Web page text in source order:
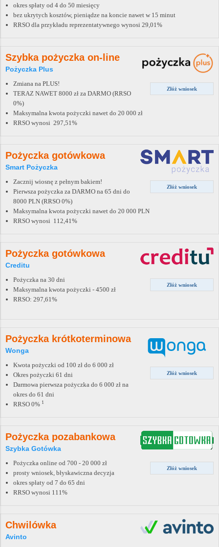
okres spłaty od 4 do 50 miesięcy
bez ukrytych kosztów, pieniądze na koncie nawet w 15 minut
RRSO dla przykładu reprezentatywnego wynosi 29,01%
Szybka pożyczka on-line
Pożyczka Plus
Złóż wniosek
Zmiana na PLUS!
TERAZ NAWET 8000 zł za DARMO (RRSO
0%)
Maksymalna kwota pożyczki nawet do 20 000 zł
RRSO wynosi 297,51%
Pożyczka gotówkowa
Smart Pożyczka
Złóż wniosek
Zacznij wiosnę z pełnym bakiem!
Pierwsza pożyczka za DARMO na 65 dni do
8000 PLN (RRSO 0%)
Maksymalna kwota pożyczki nawet do 20 000 PLN
RRSO wynosi 112,41%
Pożyczka gotówkowa
Creditu
Złóż wniosek
Pożyczka na 30 dni
Maksymalna kwota pożyczki - 4500 zł
RRSO: 297,61%
Pożyczka krótkoterminowa
Wonga
Złóż wniosek
Kwota pożyczki od 100 zł do 6 000 zł
Okres pożyczki 61 dni
Darmowa pierwsza pożyczka do 6 000 zł na
okres do 61 dni
RRSO 0% 1
Pożyczka pozabankowa
Szybka Gotówka
Złóż wniosek
Pożyczka online od 700 - 20 000 zł
prosty wniosek, błyskawiczna decyzja
okres spłaty od 7 do 65 dni
RRSO wynosi 111%
Chwilówka
Avinto